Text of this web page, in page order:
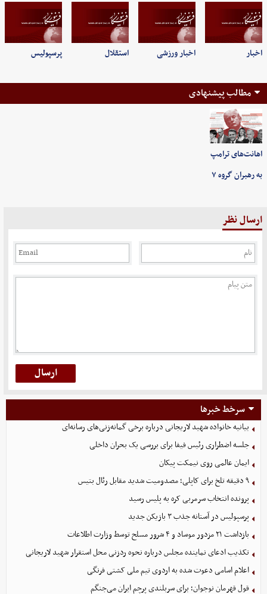
اخبار اخبار ورزشی استقلال پرسپولیس
مطالب پیشنهادی
اهانت‌های ترامپ
به رهبران گروه ۷
ارسال نظر
سرخط خبرها
بیانیه خانواده شهید لاریجانی درباره برخی گمانه‌زنی‌های رسانه‌ای
جلسه اضطراری رئیس فیفا برای بررسی یک بحران داخلی
ایمان عالمی روی نیمکت پیکان
۹ دقیقه تلخ برای کاپلی؛ مصدومیت شدید مقابل رئال بتیس
پرونده انتخاب سرمربی کره به پلیس رسید
پرسپولیس در آستانه جذب ۳ بازیکن جدید
بازداشت ۲۱ مزدور موساد و ۴ شرور مسلح توسط وزارت اطلاعات
تکذیب ادعای نماینده مجلس درباره نحوه ردزنی محل استقرار شهید لاریجانی
اعلام اسامی دعوت شده به اردوی تیم ملی کشتی فرنگی
قول قهرمان نوجوان؛ برای سربلندی پرچم ایران می‌جنگم